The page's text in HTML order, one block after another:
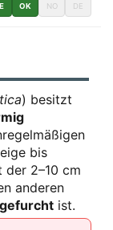
OK NO DE
) besitzt
bis
der 2–10 cm
anderen
ist.